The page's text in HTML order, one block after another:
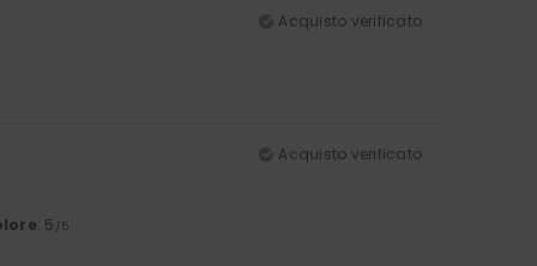
Acquisto verificato
Acquisto verificato
: 5 /5